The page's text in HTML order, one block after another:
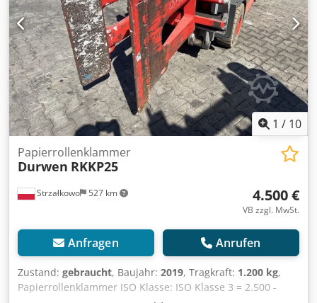
1 / 10
Strzałkowo 527 km
Papierrollenklammer
Durwen RKKP25
4.500 €
VB zzgl. MwSt.
Anfragen Anrufen
Zustand: gebraucht, Baujahr: 2019, Tragkraft: 1.200 kg,
Papierrollenklammer ISO Klasse: ISO Klasse 3 = 2.500 -